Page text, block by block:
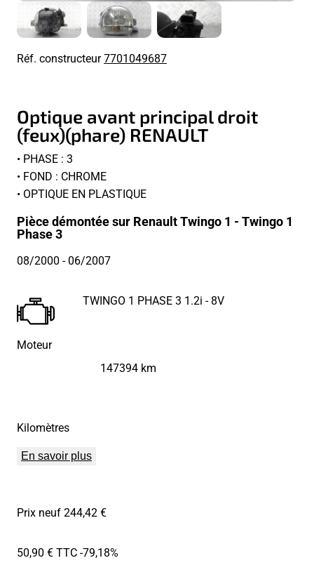
Réf. constructeur7701049687
Optique avant principal droit
(feux)(phare) RENAULT
• PHASE : 3
• FOND : CHROME
• OPTIQUE EN PLASTIQUE
Pièce démontée sur Renault Twingo 1 - Twingo 1
Phase 3
08/2000 - 06/2007
Moteur
TWINGO 1 PHASE 3 1.2i - 8V
Kilomètres
147394 km
En savoir plus
Prix neuf 244,42 €
50,90 € TTC-79,18%